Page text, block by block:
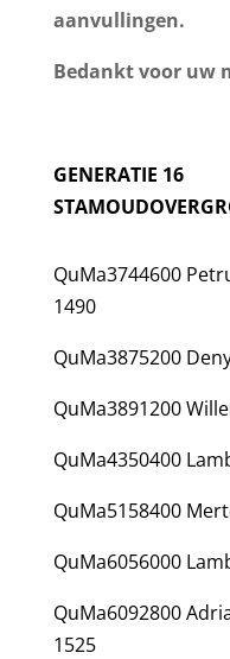
aanvullingen.
Bedankt voor uw
GENERATIE 16
QuMa3744600
1490
QuMa3875200
QuMa3891200
QuMa4350400
QuMa5158400
QuMa6056000
QuMa6092800
1525